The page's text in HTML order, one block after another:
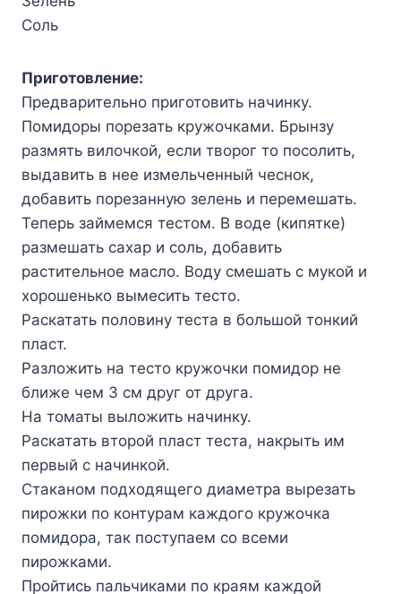
Соль
Приготовление:
Предварительно приготовить начинку.
Помидоры порезать кружочками. Брынзу
размять вилочкой, если творог то посолить,
выдавить в нее измельченный чеснок,
добавить порезанную зелень и перемешать.
Теперь займемся тестом. В воде (кипятке)
размешать сахар и соль, добавить
растительное масло. Воду смешать с мукой и
хорошенько вымесить тесто.
Раскатать половину теста в большой тонкий
пласт.
Разложить на тесто кружочки помидор не
ближе чем 3 см друг от друга.
На томаты выложить начинку.
Раскатать второй пласт теста, накрыть им
первый с начинкой.
Стаканом подходящего диаметра вырезать
пирожки по контурам каждого кружочка
помидора, так поступаем со всеми
пирожками.
Пройтись пальчиками по краям каждой